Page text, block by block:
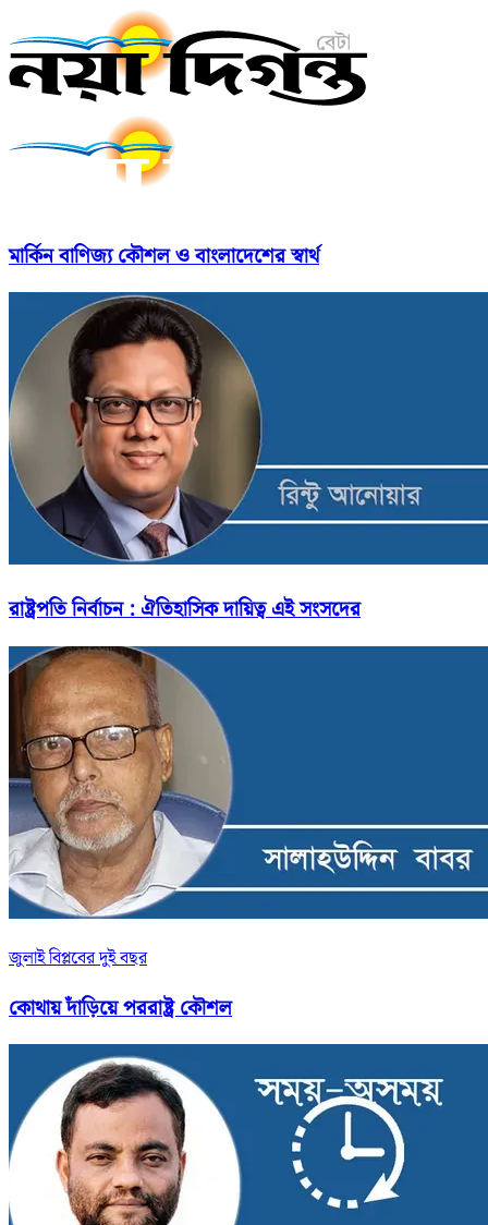
মার্কিন বাণিজ্য কৌশল ও বাংলাদেশের স্বার্থ
রাষ্ট্রপতি নির্বাচন : ঐতিহাসিক দায়িত্ব এই সংসদের
জুলাই বিপ্লবের দুই বছর
কোথায় দাঁড়িয়ে পররাষ্ট্র কৌশল